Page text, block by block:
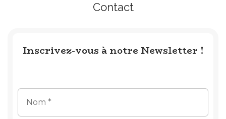
Contact
Inscrivez-vous à notre Newsletter !